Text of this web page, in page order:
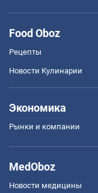
Food Oboz
Рецепты
Новости Кулинарии
Экономика
Рынки и компании
MedOboz
Новости медицины